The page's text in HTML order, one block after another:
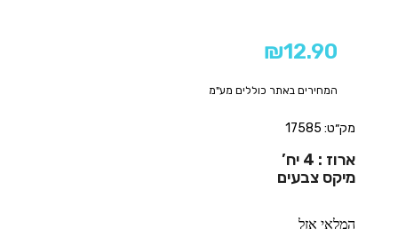
₪12.90
המחירים באתר כוללים מע"מ
מק״ט: 17585
ארוז : 4 יח’
מיקס צבעים
המלאי אזל